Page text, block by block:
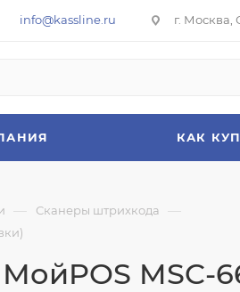
info@kassline.ru г. Москва,
КАК
— Сканеры штрихкода —
MSC-